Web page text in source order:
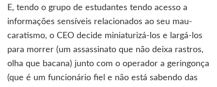
E, tendo o grupo de estudantes tendo acesso a
informações sensíveis relacionados ao seu mau-
caratismo, o CEO decide miniaturizá-los e largá-los
para morrer (um assassinato que não deixa rastros,
olha que bacana) junto com o operador a geringonça
(que é um funcionário fiel e não está sabendo das